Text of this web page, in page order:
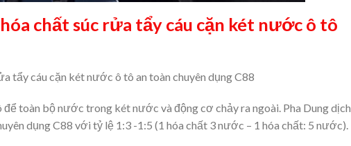
chất súc rửa tẩy cáu cặn két nước ô tô
tẩy cáu cặn két nước ô tô an toàn chuyên dụng C88
toàn bộ nước trong két nước và động cơ chảy ra ngoài. Pha Dung dịch
dụng C88 với tỷ lệ 1:3 -1:5 (1 hóa chất 3 nước – 1 hóa chất: 5 nước).